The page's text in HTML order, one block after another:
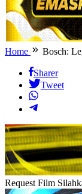
Home Bosch:
Sharer
Tweet
Request Film